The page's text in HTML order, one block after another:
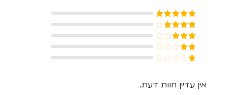
דורג5מתוך
5
דורג4
מתוך 5
דורג3
מתוך 5
דורג
מתוך
5
אין עדיין חוות דעת.